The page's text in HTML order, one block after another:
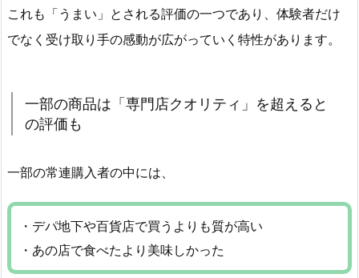
これも「うまい」とされる評価の一つであり、体験者だけ
でなく受け取り手の感動が広がっていく特性があります。
一部の商品は「専門店クオリティ」を超えると
の評価も
一部の常連購入者の中には、
・デパ地下や百貨店で買うよりも質が高い
・あの店で食べたより美味しかった